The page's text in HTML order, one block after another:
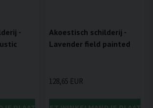
-
Akoestisch schilderij -
Lavender field painted
128,65 EUR